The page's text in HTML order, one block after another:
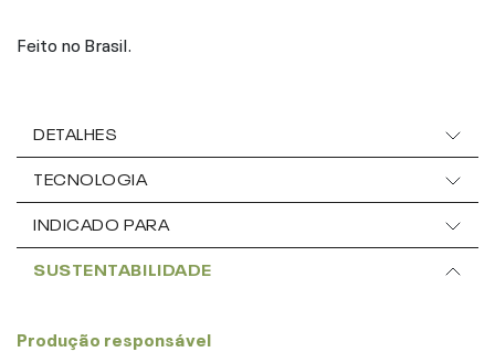
Feito no Brasil.
DETALHES
TECNOLOGIA
INDICADO PARA
SUSTENTABILIDADE
Produção responsável